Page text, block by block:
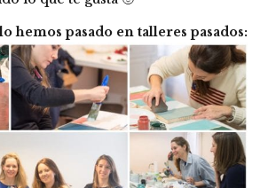
hemos pasado en talleres pasados: